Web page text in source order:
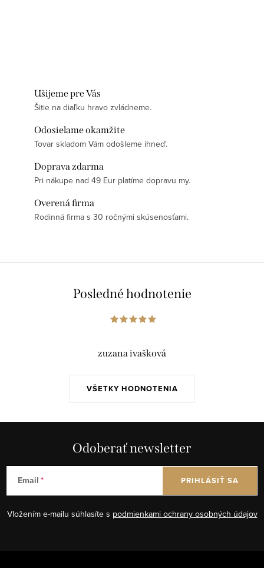
Ušijeme pre Vás
Šitie na diaľku hravo zvládneme.
Odosielame okamžite
Tovar skladom Vám odošleme ihneď.
Doprava zdarma
Pri nákupe nad 49 Eur platíme dopravu my.
Overená firma
Rodinná firma s 30 ročnými skúsenosťami.
Posledné hodnotenie
VŠETKY HODNOTENIA
zuzana ivašková
Odoberať newsletter
Email
Vložením e-mailu súhlasíte s podmienkami ochrany osobných údajov
PRIHLÁSIŤ SA